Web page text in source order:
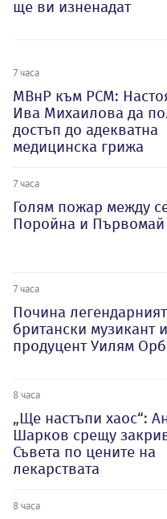
ще ви изненадат
7 часа
МВнР към РСМ:
Ива Михаилова да
достъп до адекватна
медицинска грижа
7 часа
Голям пожар между
Поройна и
7 часа
Почина легендарният
британски музикант и
продуцент Уилям
8 часа
„Ще настъпи хаос“:
Шарков срещу
Съвета по цените на
лекарствата
8 часа